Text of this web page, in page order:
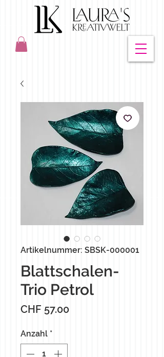
Artikelnummer: SBSK-000001
Blattschalen-
Trio Petrol
CHF 57.00Preis
Anzahl *